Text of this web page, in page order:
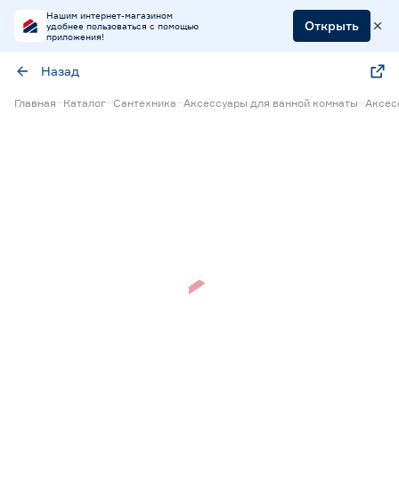
Нашим интернет-магазином
удобнее пользоваться с помощью
приложения!
Открыть
Назад
Главная Каталог Сантехника Аксессуары для ванной комнаты